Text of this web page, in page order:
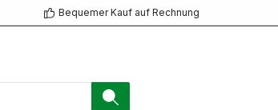
Bequemer Kauf auf Rechnung